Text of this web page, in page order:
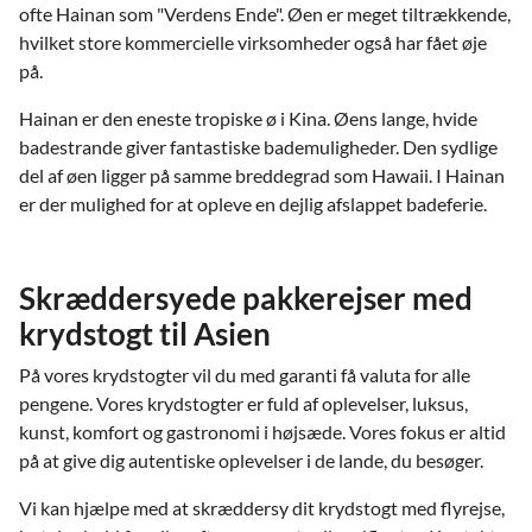
ofte Hainan som "Verdens Ende". Øen er meget tiltrækkende,
hvilket store kommercielle virksomheder også har fået øje
på.
Hainan er den eneste tropiske ø i Kina. Øens lange, hvide
badestrande giver fantastiske bademuligheder. Den sydlige
del af øen ligger på samme breddegrad som Hawaii. I Hainan
er der mulighed for at opleve en dejlig afslappet badeferie.
Skræddersyede pakkerejser med
krydstogt til Asien
På vores krydstogter vil du med garanti få valuta for alle
pengene. Vores krydstogter er fuld af oplevelser, luksus,
kunst, komfort og gastronomi i højsæde. Vores fokus er altid
på at give dig autentiske oplevelser i de lande, du besøger.
Vi kan hjælpe med at skræddersy dit krydstogt med flyrejse,